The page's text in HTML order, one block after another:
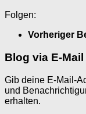
Folgen:
Vorheriger
Blog via E-
Gib deine E-Mail-
und
erhalten.